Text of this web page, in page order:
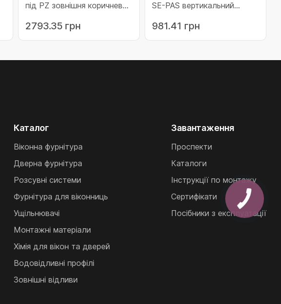
під PZ зовнішня коричнева
2793.35 грн
SE-PAS вертикальний
FFH 1951-2200 (210340)
981.41 грн
Каталог
Віконна фурнітура
Дверна фурнітура
Розсувні системи
Фурнітура для віконниць
Ущільнювачі
Монтажні матеріали
Хімія для вікон та дверей
Водовідливні профілі
Зовнішні відливи
Завантаження
Проспекти
Каталоги
Інструкції по монтажу
Сертифікати
Посібники з експлуатації